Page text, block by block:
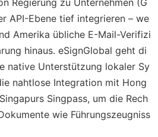
API-Ebene tief integrieren – we
Amerika übliche E-Mail-Verifizi
hinaus. eSignGlobal geht di
native Unterstützung lokaler Sy
nahtlose Integration mit Hong
Singpass, um die Rech
wie Führungszeugniss